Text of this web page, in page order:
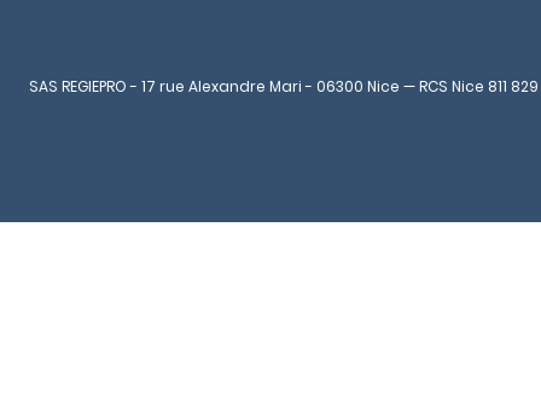
SAS REGIEPRO - 17 rue Alexandre Mari - 06300 Nice — RCS Nice 811